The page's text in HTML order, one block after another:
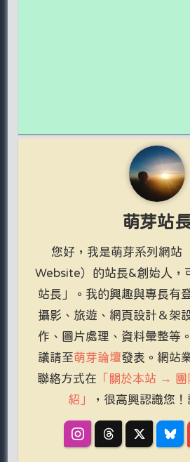
萌芽站
您好，我是萌芽系列網站
Website）的站長&創始人，
站長」。我的興趣與專長有
攝影、旅遊、網頁設計＆架
作、圖片處理、資料彙整等
議請至萌芽論壇發表。網站
聯絡方式在 「關於本站 →
紹」
，很高興認識您！